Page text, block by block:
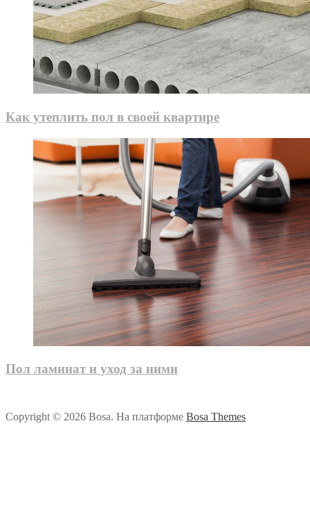
Как утеплить пол в своей квартире
Пол ламинат и уход за ними
Copyright © 2026 Bosa. На платформе Bosa Themes